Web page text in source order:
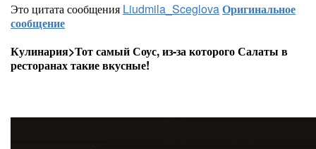
Это цитата сообщения Liudmila_SceglovaОригинальное
сообщение
Кулинария>Тот самый Соус, из-за которого Салаты в
ресторанах такие вкусные!